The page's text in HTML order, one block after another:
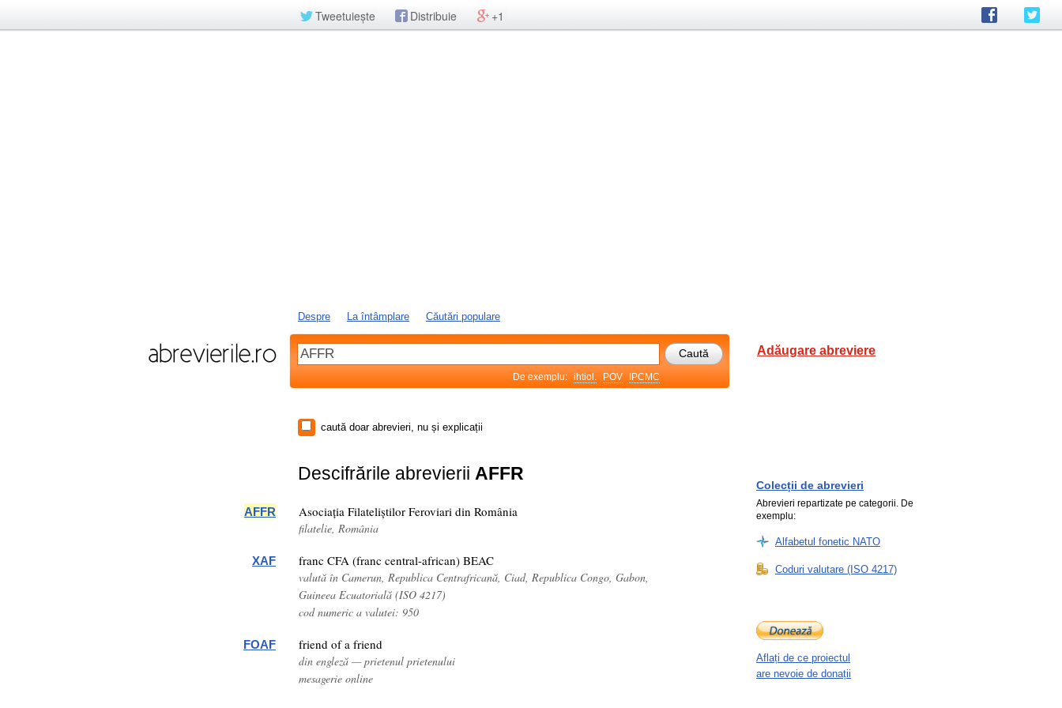
Tweetuiește Distribuie +1
Despre La întâmplare Căutări populare
De exemplu: ihtiol. POV IPCMC
Adăugare abreviere
caută doar abrevieri, nu și explicații
Descifrările abrevierii AFFR
AFFR Asociația Filateliștilor Feroviari din România
filatelie, România
XAF franc CFA (franc central-african) BEAC
valută în Camerun, Republica Centrafricană, Ciad, Republica Congo, Gabon,
Guineea Ecuatorială (ISO 4217)
cod numeric a valutei: 950
FOAF friend of a friend
din engleză — prietenul prietenului
mesagerie online
Colecții de abrevieri
Abrevieri repartizate pe categorii. De
exemplu:
Alfabetul fonetic NATO
Coduri valutare (ISO 4217)
Aflați de ce proiectul
are nevoie de donații